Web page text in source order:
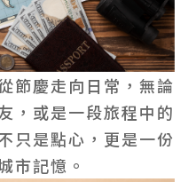
節慶走向日常，無論
，或是一段旅程中的
只是點心，更是一份
市記憶。